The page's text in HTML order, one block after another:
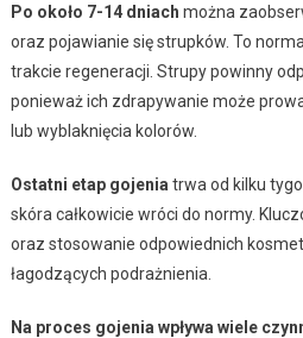
Po około 7-14 dniach można
oraz pojawianie się strupków. To
trakcie regeneracji. Strupy powinny
ponieważ ich zdrapywanie może
lub wyblaknięcia kolorów.
Ostatni etap gojenia trwa od kilku
skóra całkowicie wróci do normy.
oraz stosowanie odpowiednich
łagodzących podrażnienia.
Na proces gojenia wpływa wiele